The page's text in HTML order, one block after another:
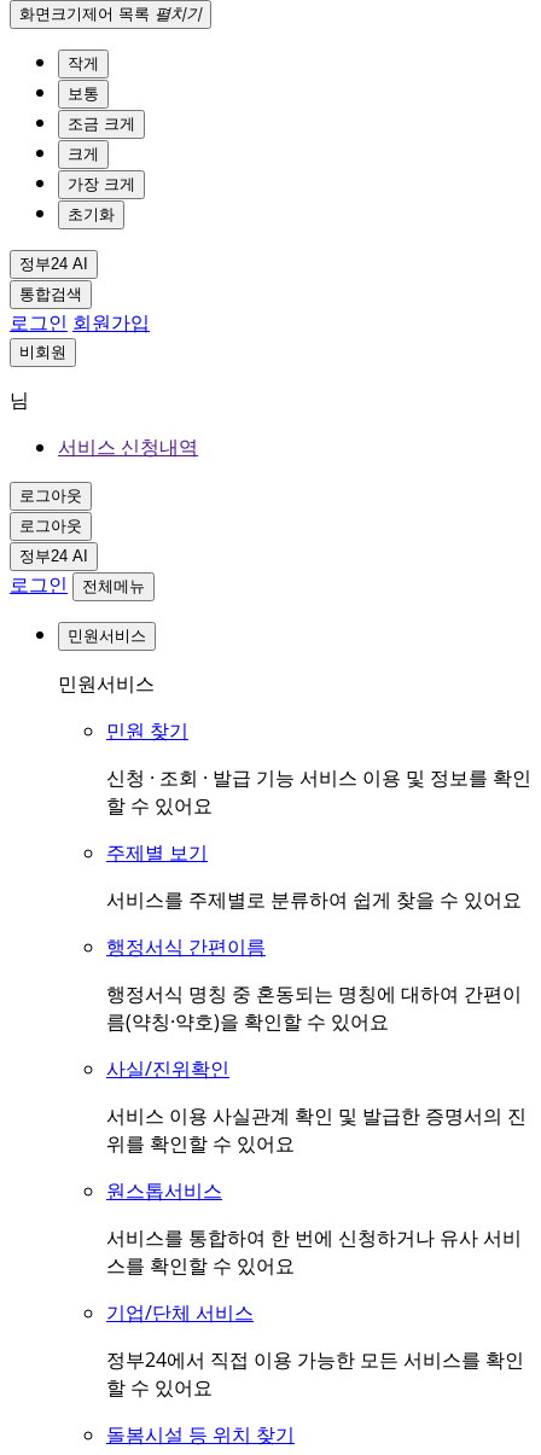
화면크기제어 목록 펼치기
작게
보통
조금 크게
크게
가장 크게
초기화
정부24 AI
통합검색
로그인 회원가입
비회원
님
서비스 신청내역
로그아웃
로그아웃
정부24 AI
로그인 전체메뉴
민원서비스
민원서비스
민원 찾기
신청 · 조회 · 발급 기능 서비스 이용 및 정보를 확인
할 수 있어요
주제별 보기
서비스를 주제별로 분류하여 쉽게 찾을 수 있어요
행정서식 간편이름
행정서식 명칭 중 혼동되는 명칭에 대하여 간편이
름(약칭·약호)을 확인할 수 있어요
사실/진위확인
서비스 이용 사실관계 확인 및 발급한 증명서의 진
위를 확인할 수 있어요
원스톱서비스
서비스를 통합하여 한 번에 신청하거나 유사 서비
스를 확인할 수 있어요
기업/단체 서비스
정부24에서 직접 이용 가능한 모든 서비스를 확인
할 수 있어요
돌봄시설 등 위치 찾기